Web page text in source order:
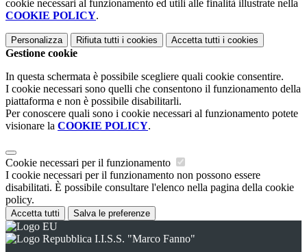
cookie necessari al funzionamento ed utili alle finalità illustrate nella
COOKIE POLICY.
Personalizza Rifiuta tutti i cookies Accetta tutti i cookies
Gestione cookie
In questa schermata è possibile scegliere quali cookie consentire.
I cookie necessari sono quelli che consentono il funzionamento della
piattaforma e non è possibile disabilitarli.
Per conoscere quali sono i cookie necessari al funzionamento potete
visionare la COOKIE POLICY.
Cookie necessari per il funzionamento
I cookie necessari per il funzionamento non possono essere
disabilitati. È possibile consultare l'elenco nella pagina della cookie
policy.
Accetta tutti Salva le preferenze
I.I.S.S. "Marco Fanno"